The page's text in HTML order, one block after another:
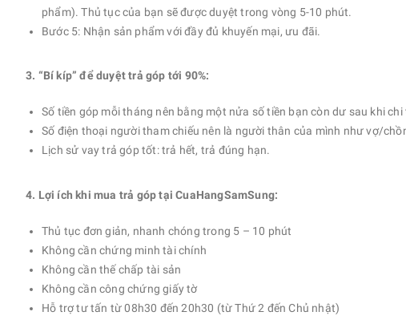
phẩm). Thủ tục của bạn sẽ được duyệt trong vòng 5-10 phút.
Bước 5: Nhận sản phẩm với đầy đủ khuyến mại, ưu đãi.
3. “Bí kíp” để duyệt trả góp tới 90%:
Số tiền góp mỗi tháng nên bằng một nửa số tiền bạn còn dư sau khi
Số điện thoại người tham chiếu nên là người thân của mình như vợ/
Lịch sử vay trả góp tốt: trả hết, trả đúng hạn.
4. Lợi ích khi mua trả góp tại CuaHangSamSung:
Thủ tục đơn giản, nhanh chóng trong 5 – 10 phút
Không cần chứng minh tài chính
Không cần thế chấp tài sản
Không cần công chứng giấy tờ
Hỗ trợ tư tấn từ 08h30 đến 20h30 (từ Thứ 2 đến Chủ nhật)